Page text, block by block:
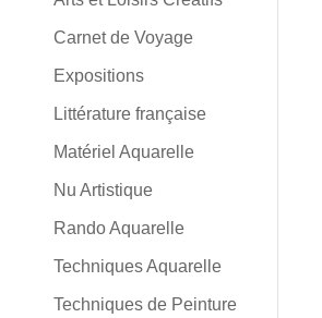
Carnet de Voyage
Expositions
Littérature française
Matériel Aquarelle
Nu Artistique
Rando Aquarelle
Techniques Aquarelle
Techniques de Peinture